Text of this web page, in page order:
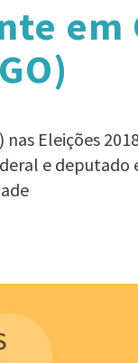
em
Eleições
e deputado